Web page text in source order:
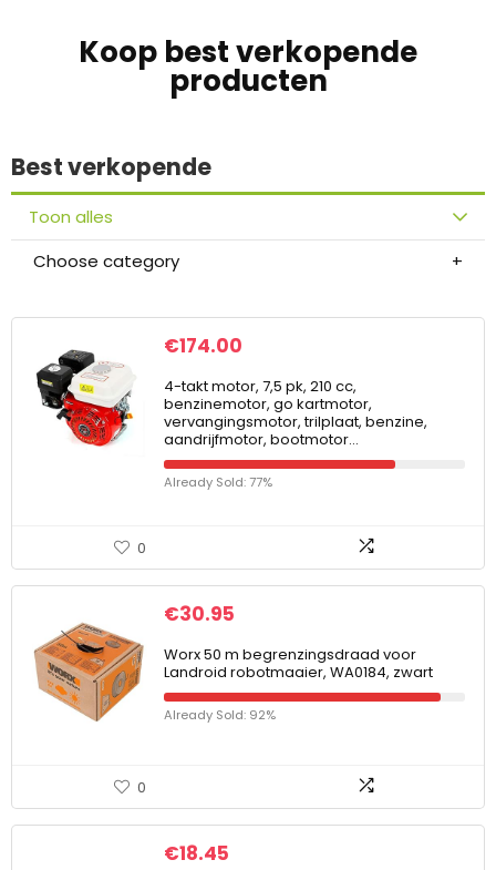
Koop best verkopende
producten
Best verkopende
Toon alles
Choose category
€174.00
4-takt motor, 7,5 pk, 210 cc,
benzinemotor, go kartmotor,
vervangingsmotor, trilplaat, benzine,
aandrijfmotor, bootmotor…
Already Sold: 77%
0
€30.95
Worx 50 m begrenzingsdraad voor
Landroid robotmaaier, WA0184, zwart
Already Sold: 92%
0
€18.45